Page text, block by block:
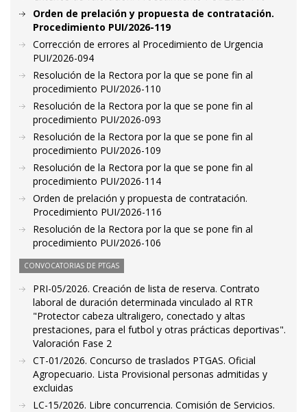
Orden de prelación y propuesta de contratación.
Procedimiento PUI/2026-119
Corrección de errores al Procedimiento de Urgencia
PUI/2026-094
Resolución de la Rectora por la que se pone fin al
procedimiento PUI/2026-110
Resolución de la Rectora por la que se pone fin al
procedimiento PUI/2026-093
Resolución de la Rectora por la que se pone fin al
procedimiento PUI/2026-109
Resolución de la Rectora por la que se pone fin al
procedimiento PUI/2026-114
Orden de prelación y propuesta de contratación.
Procedimiento PUI/2026-116
Resolución de la Rectora por la que se pone fin al
procedimiento PUI/2026-106
CONVOCATORIAS DE PTGAS
PRI-05/2026. Creación de lista de reserva. Contrato
laboral de duración determinada vinculado al RTR
"Protector cabeza ultraligero, conectado y altas
prestaciones, para el futbol y otras prácticas deportivas".
Valoración Fase 2
CT-01/2026. Concurso de traslados PTGAS. Oficial
Agropecuario. Lista Provisional personas admitidas y
excluidas
LC-15/2026. Libre concurrencia. Comisión de Servicios.